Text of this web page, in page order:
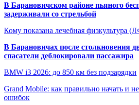
В Барановичском районе пьяного
задерживали со стрельбой
Кому показана лечебная физкультура
В Барановичах после столкновения
спасатели деблокировали пассажира
BMW i3 2026: до 850 км без подзарядки
Grand Mobile: как правильно начать и
ошибок